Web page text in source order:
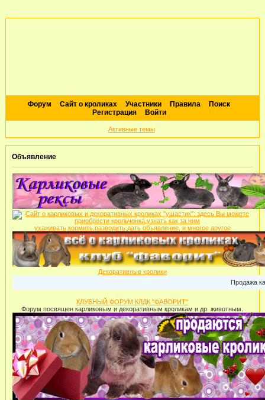
Форум Сайт о кроликах Участники Правила
Поиск
Регистрация
Войти
Активные темы
Объявление
Декоративные кролики
Продажа
КЛУБНЫЙ ФОРУМ КЛДК "ФАВОРИТ"
Форум посвящен карликовым и декоративным кроликам и др. животным.